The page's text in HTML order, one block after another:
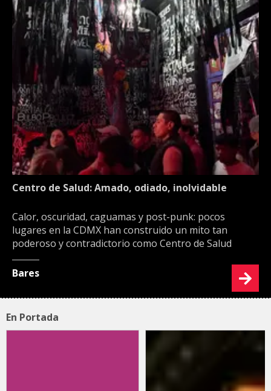
Centro de Salud: Amado, odiado, inolvidable
Calor, oscuridad, caguamas y post-punk: pocos
lugares en la CDMX han construido un mito tan
poderoso y contradictorio como Centro de Salud
Bares
En Portada